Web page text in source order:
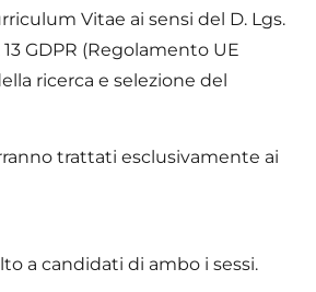
Vitae ai sensi del D. Lgs.
13 GDPR (Regolamento UE
ricerca e selezione del
trattati esclusivamente ai
a candidati di ambo i sessi.